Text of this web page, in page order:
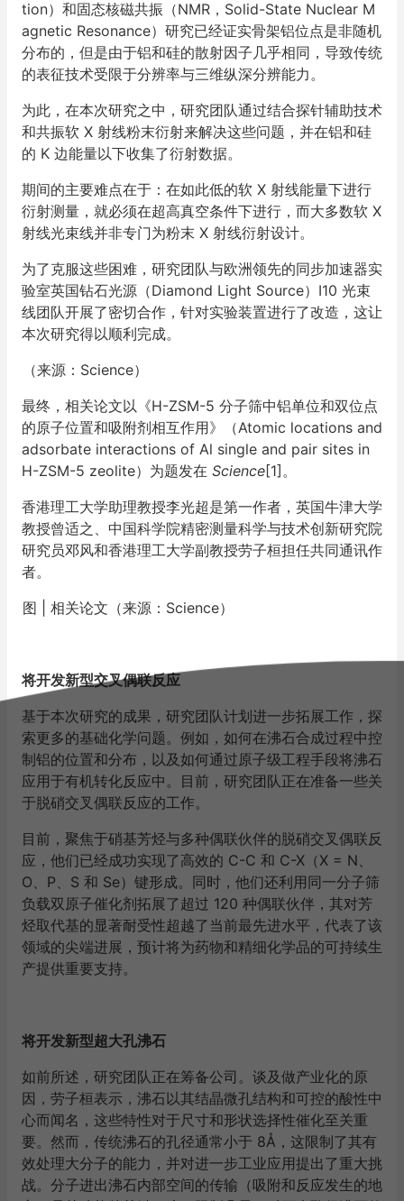
tion）和固态核磁共振（NMR，Solid-State Nuclear M
agnetic Resonance）研究已经证实骨架铝位点是非随机
分布的，但是由于铝和硅的散射因子几乎相同，导致传统
的表征技术受限于分辨率与三维纵深分辨能力。
为此，在本次研究之中，研究团队通过结合探针辅助技术
和共振软 X 射线粉末衍射来解决这些问题，并在铝和硅
的 K 边能量以下收集了衍射数据。
期间的主要难点在于：在如此低的软 X 射线能量下进行
衍射测量，就必须在超高真空条件下进行，而大多数软 X
射线光束线并非专门为粉末 X 射线衍射设计。
为了克服这些困难，研究团队与欧洲领先的同步加速器实
验室英国钻石光源（Diamond Light Source）I10 光束
线团队开展了密切合作，针对实验装置进行了改造，这让
本次研究得以顺利完成。
（来源：Science）
最终，相关论文以《H-ZSM-5 分子筛中铝单位和双位点
的原子位置和吸附剂相互作用》（Atomic locations and
adsorbate interactions of Al single and pair sites in
H-ZSM-5 zeolite）为题发在 Science[1]。
香港理工大学助理教授李光超是第一作者，英国牛津大学
教授曾适之、中国科学院精密测量科学与技术创新研究院
研究员邓风和香港理工大学副教授劳子桓担任共同通讯作
者。
图 | 相关论文（来源：Science）
将开发新型交叉偶联反应
基于本次研究的成果，研究团队计划进一步拓展工作，探
索更多的基础化学问题。例如，如何在沸石合成过程中控
制铝的位置和分布，以及如何通过原子级工程手段将沸石
应用于有机转化反应中。目前，研究团队正在准备一些关
于脱硝交叉偶联反应的工作。
目前，聚焦于硝基芳烃与多种偶联伙伴的脱硝交叉偶联反
应，他们已经成功实现了高效的 C-C 和 C-X（X = N、
O、P、S 和 Se）键形成。同时，他们还利用同一分子筛
负载双原子催化剂拓展了超过 120 种偶联伙伴，其对芳
烃取代基的显著耐受性超越了当前最先进水平，代表了该
领域的尖端进展，预计将为药物和精细化学品的可持续生
产提供重要支持。
将开发新型超大孔沸石
如前所述，研究团队正在筹备公司。谈及做产业化的原
因，劳子桓表示，沸石以其结晶微孔结构和可控的酸性中
心而闻名，这些特性对于尺寸和形状选择性催化至关重
要。然而，传统沸石的孔径通常小于 8Å，这限制了其有
效处理大分子的能力，并对进一步工业应用提出了重大挑
战。分子进出沸石内部空间的传输（吸附和反应发生的地